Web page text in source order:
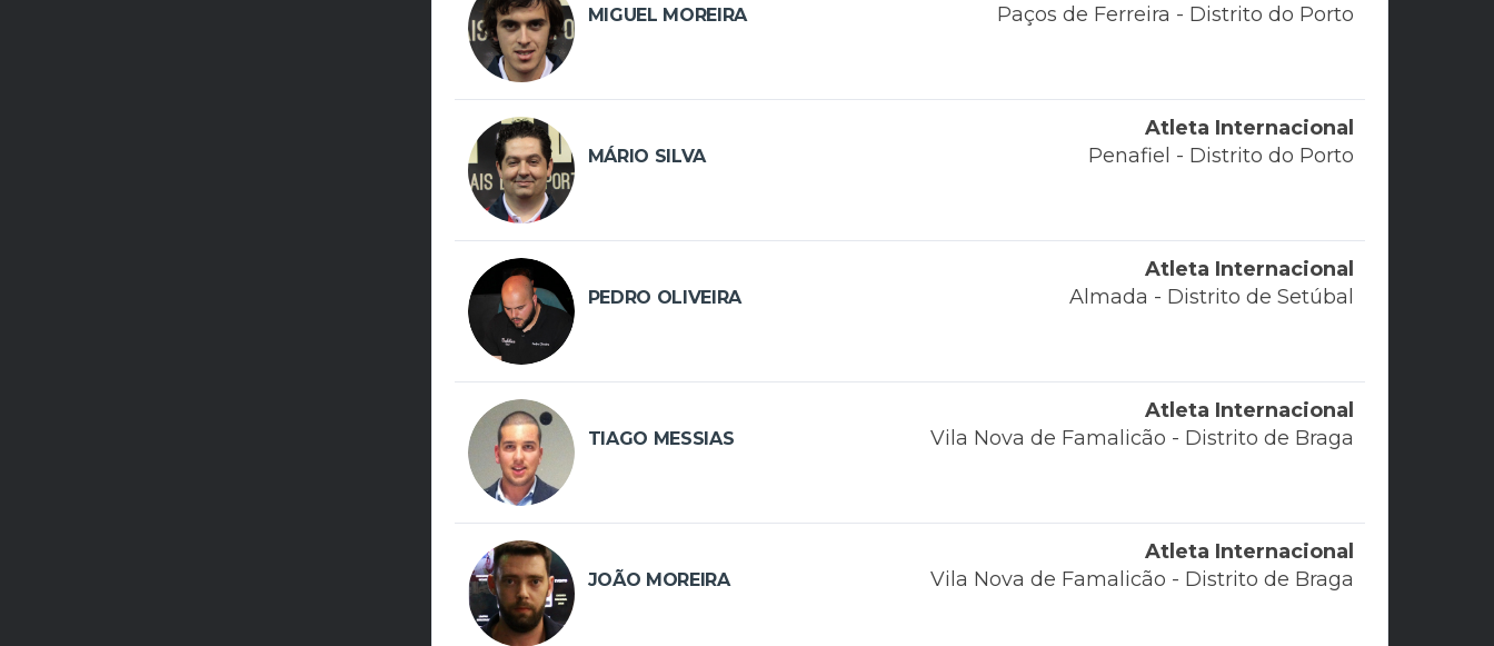
MIGUEL MOREIRA
Paços de Ferreira - Distrito do Porto
MÁRIO SILVA
Atleta Internacional
Penafiel - Distrito do Porto
PEDRO OLIVEIRA
Atleta Internacional
Almada - Distrito de Setúbal
TIAGO MESSIAS
Atleta Internacional
Vila Nova de Famalicão - Distrito de Braga
JOÃO MOREIRA
Atleta Internacional
Vila Nova de Famalicão - Distrito de Braga